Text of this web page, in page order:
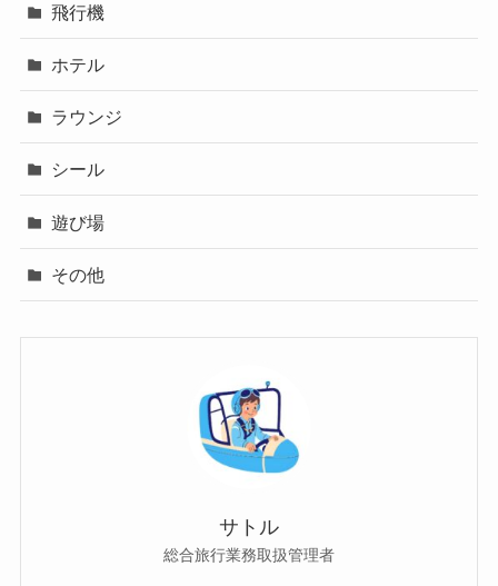
飛行機
ホテル
ラウンジ
シール
遊び場
その他
サトル
総合旅行業務取扱管理者